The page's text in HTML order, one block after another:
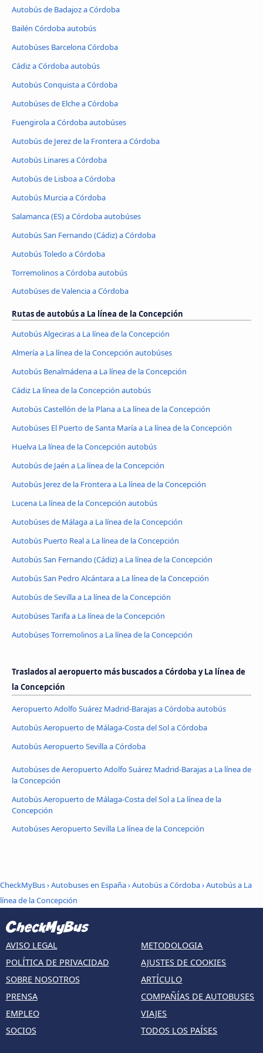
Autobús de Badajoz a Córdoba
Bailén Córdoba autobús
Autobúses Barcelona Córdoba
Cádiz a Córdoba autobús
Autobús Conquista a Córdoba
Autobúses de Elche a Córdoba
Fuengirola a Córdoba autobúses
Autobús de Jerez de la Frontera a Córdoba
Autobús Linares a Córdoba
Autobús de Lisboa a Córdoba
Autobús Murcia a Córdoba
Salamanca (ES) a Córdoba autobúses
Autobús San Fernando (Cádiz) a Córdoba
Autobús Toledo a Córdoba
Torremolinos a Córdoba autobús
Autobúses de Valencia a Córdoba
Rutas de autobús a La línea de la Concepción
Autobús Algeciras a La línea de la Concepción
Almería a La línea de la Concepción autobúses
Autobús Benalmádena a La línea de la Concepción
Cádiz La línea de la Concepción autobús
Autobús Castellón de la Plana a La línea de la Concepción
Autobúses El Puerto de Santa María a La línea de la Concepción
Huelva La línea de la Concepción autobús
Autobús de Jaén a La línea de la Concepción
Autobús Jerez de la Frontera a La línea de la Concepción
Lucena La línea de la Concepción autobús
Autobúses de Málaga a La línea de la Concepción
Autobús Puerto Real a La línea de la Concepción
Autobús San Fernando (Cádiz) a La línea de la Concepción
Autobús San Pedro Alcántara a La línea de la Concepción
Autobús de Sevilla a La línea de la Concepción
Autobúses Tarifa a La línea de la Concepción
Autobúses Torremolinos a La línea de la Concepción
Traslados al aeropuerto más buscados a Córdoba y La línea de
la Concepción
Aeropuerto Adolfo Suárez Madrid-Barajas a Córdoba autobús
Autobús Aeropuerto de Málaga-Costa del Sol a Córdoba
Autobús Aeropuerto Sevilla a Córdoba
Autobúses de Aeropuerto Adolfo Suárez Madrid-Barajas a La línea de
la Concepción
Autobús Aeropuerto de Málaga-Costa del Sol a La línea de la
Concepción
Autobúses Aeropuerto Sevilla La línea de la Concepción
CheckMyBus›Autobuses en España›Autobús a Córdoba›Autobús a La
línea de la Concepción
AVISO LEGAL
POLÍTICA DE PRIVACIDAD
SOBRE NOSOTROS
PRENSA
EMPLEO
SOCIOS
METODOLOGIA
AJUSTES DE COOKIES
ARTÍCULO
COMPAÑÍAS DE AUTOBUSES
VIAJES
TODOS LOS PAÍSES